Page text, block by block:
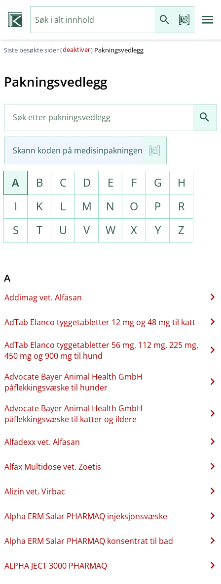
Siste besøkte sider (deaktiver) Pakningsvedlegg
Pakningsvedlegg
Skann koden på medisinpakningen
A B C D E F G
H
I
K L M N O P
R
S
T U V W X Y Z
A
Addimag vet. Alfasan
AdTab Elanco tyggetabletter 12 mg og 48 mg til katt
AdTab Elanco tyggetabletter 56 mg, 112 mg, 225 mg,
450 mg og 900 mg til hund
Advocate Bayer Animal Health GmbH
påflekkingsvæske til hunder
Advocate Bayer Animal Health GmbH
påflekkingsvæske til katter og ildere
Alfadexx vet. Alfasan
Alfax Multidose vet. Zoetis
Alizin vet. Virbac
Alpha ERM Salar PHARMAQ injeksjonsvæske
Alpha ERM Salar PHARMAQ konsentrat til bad
ALPHA JECT 3000 PHARMAQ